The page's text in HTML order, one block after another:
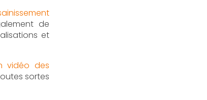
de
et
vidéo des
sortes